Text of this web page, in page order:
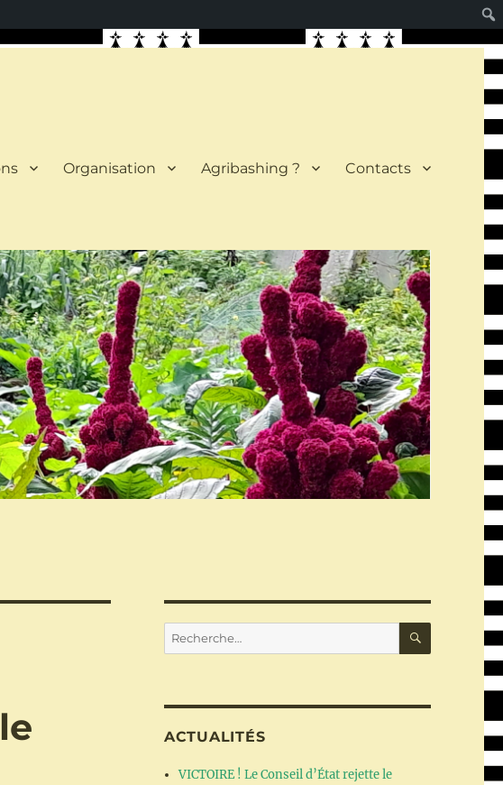
Organisation Agribashing ? Contacts
Recherche
pour :
ACTUALITÉS
VICTOIRE ! Le Conseil d’État rejette le